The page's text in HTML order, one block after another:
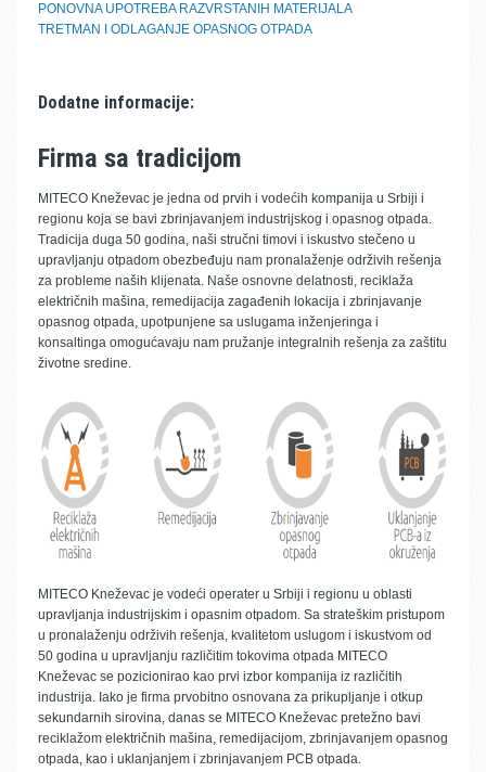
PONOVNA UPOTREBA RAZVRSTANIH MATERIJALA
TRETMAN I ODLAGANJE OPASNOG OTPADA
Dodatne informacije:
Firma sa tradicijom
MITECO Kneževac je jedna od prvih i vodećih kompanija u Srbiji i
regionu koja se bavi zbrinjavanjem industrijskog i opasnog otpada.
Tradicija duga 50 godina, naši stručni timovi i iskustvo stečeno u
upravljanju otpadom obezbeđuju nam pronalaženje održivih rešenja
za probleme naših klijenata. Naše osnovne delatnosti, reciklaža
električnih mašina, remedijacija zagađenih lokacija i zbrinjavanje
opasnog otpada, upotpunjene sa uslugama inženjeringa i
konsaltinga omogućavaju nam pružanje integralnih rešenja za zaštitu
životne sredine.
MITECO Kneževac je vodeći operater u Srbiji i regionu u oblasti
upravljanja industrijskim i opasnim otpadom. Sa strateškim pristupom
u pronalaženju održivih rešenja, kvalitetom uslugom i iskustvom od
50 godina u upravljanju različitim tokovima otpada MITECO
Kneževac se pozicionirao kao prvi izbor kompanija iz različitih
industrija. Iako je firma prvobitno osnovana za prikupljanje i otkup
sekundarnih sirovina, danas se MITECO Kneževac pretežno bavi
reciklažom električnih mašina, remedijacijom, zbrinjavanjem opasnog
otpada, kao i uklanjanjem i zbrinjavanjem PCB otpada.